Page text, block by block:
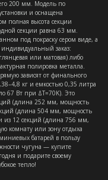
200 мм. Модель по
и оснащена
полная высота секции
секции равна 63 мм.
под покраску сером виде, а
заказ:
или матовая) либо
полировка металла.
зависят от финального
кг и емкостью 0,35 литра
67 Вт при ΔT=70K). Это
(длина 252 мм, мощность
(длина 504 мм, мощность
из 12 секций (длина 756 мм,
комнату или зону отдыха
батарей в пользу
чугуна — купите
и подарите своему
тепло!